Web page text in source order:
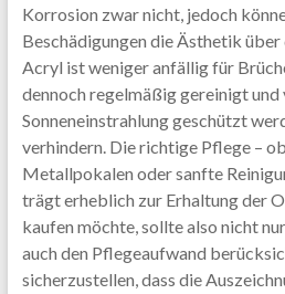
Korrosion zwar nicht, jedoch
Beschädigungen die Ästhetik
Acryl ist weniger anfällig für
dennoch regelmäßig gereinigt
Sonneneinstrahlung geschützt
verhindern. Die richtige Pflege –
Metallpokalen oder sanfte
trägt erheblich zur Erhaltung der
kaufen möchte, sollte also nicht
auch den Pflegeaufwand
sicherzustellen, dass die